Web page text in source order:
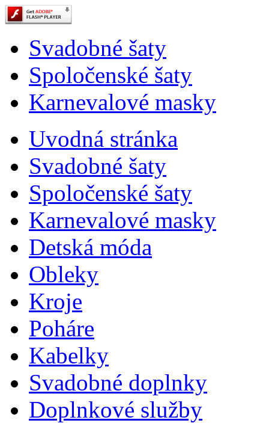
Svadobné šaty
Spoločenské šaty
Karnevalové masky
Uvodná stránka
Svadobné šaty
Spoločenské šaty
Karnevalové masky
Detská móda
Obleky
Kroje
Poháre
Kabelky
Svadobné doplnky
Doplnkové služby